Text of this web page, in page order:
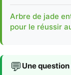
Arbre de jade
pour le réussir
💬 Une